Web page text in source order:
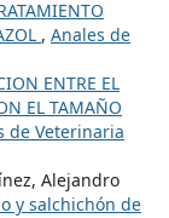
, Anales de
ENTRE EL
EL TAMAÑO
de Veterinaria
Alejandro
y salchichón de